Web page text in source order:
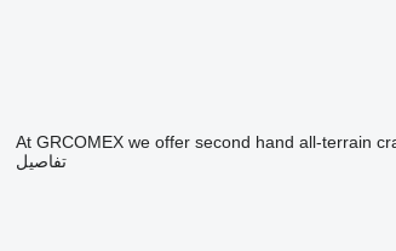
At GRCOMEX we offer second hand all-terrain
تفاصيل